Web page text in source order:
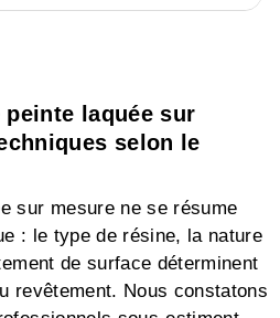
laquée sur
selon le
sur mesure ne se résume
: le type de résine, la nature
de surface déterminent
revêtement. Nous constatons